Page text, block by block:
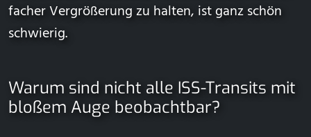
facher Vergrößerung zu halten, ist ganz schön
schwierig.
Warum sind nicht alle ISS-Transits mit
bloßem Auge beobachtbar?